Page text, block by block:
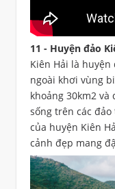
11 - Huyện đảo
Kiên Hải là huyện
ngoài khơi vùng
khoảng 30km2 và
sống trên các
của huyện Kiên
cảnh đẹp mang